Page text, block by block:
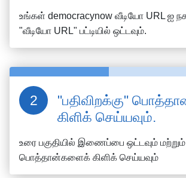
உங்கள் democracynow வீடியோ URL ஐ
"வீடியோ URL" பட்டியில் ஒட்டவும்.
"பதிவிறக்கு"
கிளிக் செய்யவும்.
உரை பகுதியில் இணைப்பை ஒட்டவும் மற்றும்
பொத்தான்களைக் கிளிக் செய்யவும்